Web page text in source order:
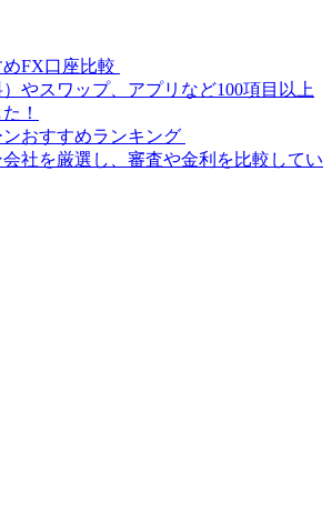
めFX口座比較
やスワップ、アプリなど100項目以上
！
ンおすすめランキング
社を厳選し、審査や金利を比較してい